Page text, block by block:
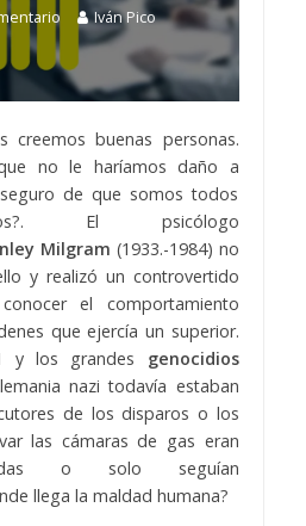
Iván Pico
creemos buenas personas.
no le haríamos daño a
de que somos todos
El psicólogo
Milgram (1933.-1984) no
y realizó un controvertido
el comportamiento
que ejercía un superior.
y los grandes genocidios
nazi todavía estaban
de los disparos o los
las cámaras de gas eran
o solo seguían
llega la maldad humana?